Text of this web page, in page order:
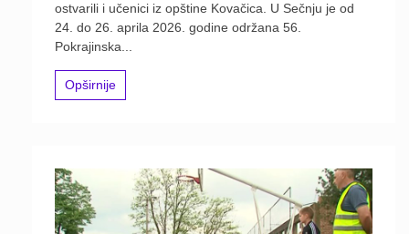
ostvarili i učenici iz opštine Kovačica. U Sečnju je od
24. do 26. aprila 2026. godine održana 56.
Pokrajinska...
Opširnije